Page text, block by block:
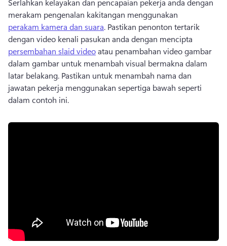
Serlahkan kelayakan dan pencapaian pekerja anda dengan
merakam pengenalan kakitangan menggunakan
perakam kamera dan suara. Pastikan penonton tertarik
dengan video kenali pasukan anda dengan mencipta
persembahan slaid video atau penambahan video gambar
dalam gambar untuk menambah visual bermakna dalam
latar belakang. Pastikan untuk menambah nama dan
jawatan pekerja menggunakan sepertiga bawah seperti
dalam contoh ini.